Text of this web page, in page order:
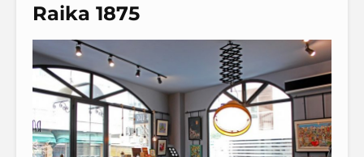
Raika 1875